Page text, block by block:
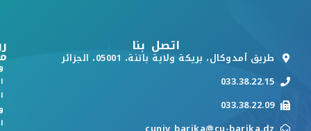
اتصل بنا
طريق أمدوكال، بريكة ولاية باتنة، 05001، الجزائر
033.38.22.15
033.38.22.09